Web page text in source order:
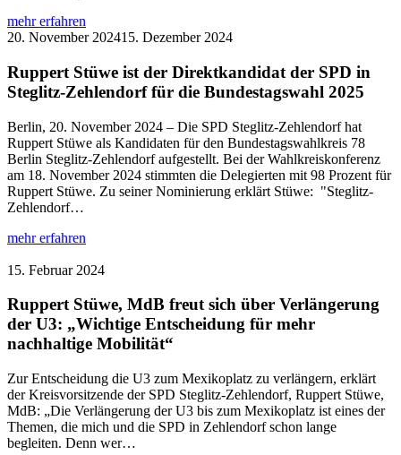
mehr erfahren
Carolina
ist
vom
Kreisvorstand
Bezirksbürgermeisterkandidatin
für
die
Kommunalwahl
2026
20. November 202415. Dezember 2024
Ruppert Stüwe ist der Direktkandidat der SPD in
Steglitz-Zehlendorf für die Bundestagswahl 2025
Berlin, 20. November 2024 – Die SPD Steglitz-Zehlendorf hat
Ruppert Stüwe als Kandidaten für den Bundestagswahlkreis 78
Berlin Steglitz-Zehlendorf aufgestellt. Bei der Wahlkreiskonferenz
am 18. November 2024 stimmten die Delegierten mit 98 Prozent für
Ruppert Stüwe. Zu seiner Nominierung erklärt Stüwe: "Steglitz-
Zehlendorf…
mehr erfahren
Stüwe
der
Direktkandidat
der
SPD
Steglitz-
Zehlendorf
für
die
Bundestagswahl
15. Februar 2024
Ruppert Stüwe, MdB freut sich über Verlängerung
der U3: „Wichtige Entscheidung für mehr
nachhaltige Mobilität“
Zur Entscheidung die U3 zum Mexikoplatz zu verlängern, erklärt
der Kreisvorsitzende der SPD Steglitz-Zehlendorf, Ruppert Stüwe,
MdB: „Die Verlängerung der U3 bis zum Mexikoplatz ist eines der
Themen, die mich und die SPD in Zehlendorf schon lange
begleiten. Denn wer…